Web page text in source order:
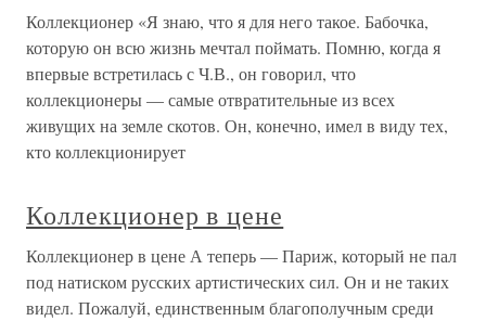
Коллекционер «Я знаю, что я для него такое. Бабочка,
которую он всю жизнь мечтал поймать. Помню, когда я
впервые встретилась с Ч.В., он говорил, что
коллекционеры — самые отвратительные из всех
живущих на земле скотов. Он, конечно, имел в виду тех,
кто коллекционирует
Коллекционер в цене
Коллекционер в цене А теперь — Париж, который не пал
под натиском русских артистических сил. Он и не таких
видел. Пожалуй, единственным благополучным среди